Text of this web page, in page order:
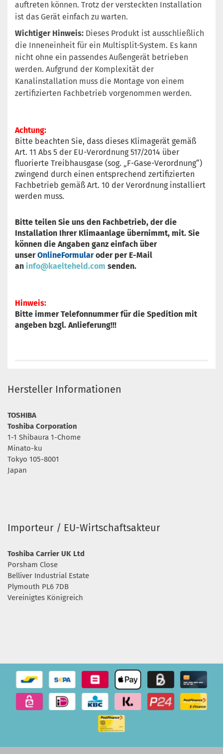
auftreten können. Trotz der versteckten Installation
ist das Gerät einfach zu warten.
Wichtiger Hinweis: Dieses Produkt ist ausschließlich
die Inneneinheit für ein Multisplit-System. Es kann
nicht ohne ein passendes Außengerät betrieben
werden. Aufgrund der Komplexität der
Kanalinstallation muss die Montage von einem
zertifizierten Fachbetrieb vorgenommen werden.
Achtung:
Bitte beachten Sie, dass dieses Klimagerät gemäß
Art. 11 Abs 5 der EU-Verordnung 517/2014 über
fluorierte Treibhausgase (sog. „F-Gase-Verordnung“)
zwingend durch einen entsprechend zertifizierten
Fachbetrieb gemäß Art. 10 der Verordnung installiert
werden muss.
Bitte teilen Sie uns den Fachbetrieb, der die
Installation Ihrer Klimaanlage übernimmt, mit. Sie
können die Angaben ganz einfach über
unserOnlineFormularoder per E-Mail
an info@kaelteheld.com senden.
Hinweis:
Bitte immer Telefonnummer für die Spedition mit
angeben bzgl. Anlieferung!!!
Hersteller Informationen
TOSHIBA
Toshiba Corporation
1-1 Shibaura 1-Chome
Minato-ku
Tokyo 105-8001
Japan
Importeur / EU-Wirtschaftsakteur
Toshiba Carrier UK Ltd
Porsham Close
Belliver Industrial Estate
Plymouth PL6 7DB
Vereinigtes Königreich